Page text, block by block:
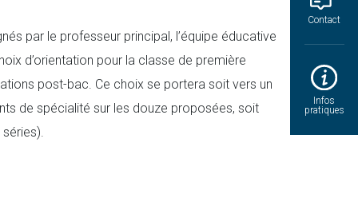
Contact
Infos
pratiques
par le professeur principal, l’équipe éducative
d’orientation pour la classe de première
post-bac. Ce choix se portera soit vers un
de spécialité sur les douze proposées, soit